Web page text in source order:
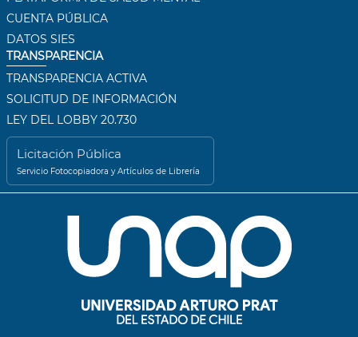
CUENTA PÚBLICA
DATOS SIES
TRANSPARENCIA
TRANSPARENCIA ACTIVA
SOLICITUD DE INFORMACIÓN
LEY DEL LOBBY 20.730
Licitación Pública
Servicio Fotocopiadora y Artículos de Librería